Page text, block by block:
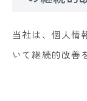
当社は、個人情
いて継続的改善